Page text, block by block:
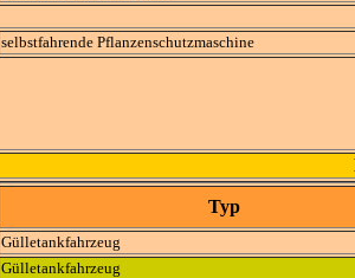
selbstfahrende Pflanzenschutzmaschine
Typ
Gülletankfahrzeug
Gülletankfahrzeug